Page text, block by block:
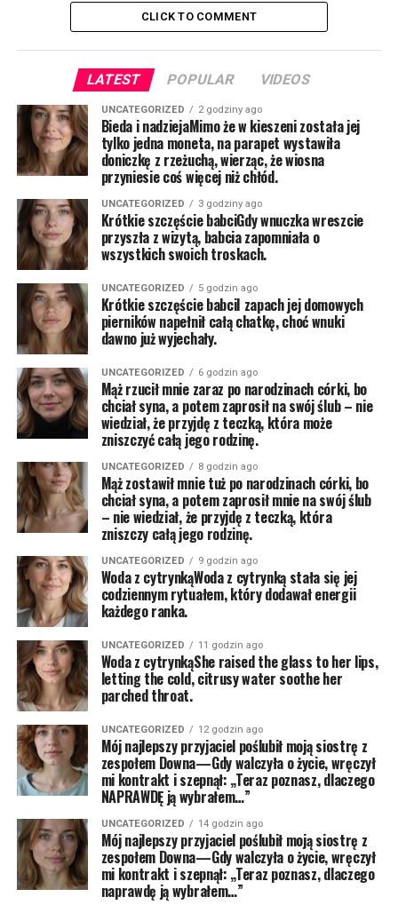
CLICK TO COMMENT
LATEST POPULAR VIDEOS
UNCATEGORIZED 2 godziny ago
Bieda i nadziejaMimo że w kieszeni została jej
tylko jedna moneta, na parapet wystawiła
doniczkę z rzeżuchą, wierząc, że wiosna
przyniesie coś więcej niż chłód.
UNCATEGORIZED 3 godziny ago
Krótkie szczęście babciGdy wnuczka wreszcie
przyszła z wizytą, babcia zapomniała o
wszystkich swoich troskach.
UNCATEGORIZED 5 godzin ago
Krótkie szczęście babciI zapach jej domowych
pierników napełnił całą chatkę, choć wnuki
dawno już wyjechały.
UNCATEGORIZED 6 godzin ago
Mąż rzucił mnie zaraz po narodzinach córki, bo
chciał syna, a potem zaprosił na swój ślub – nie
wiedział, że przyjdę z teczką, która może
zniszczyć całą jego rodzinę.
UNCATEGORIZED 8 godzin ago
Mąż zostawił mnie tuż po narodzinach córki, bo
chciał syna, a potem zaprosił mnie na swój ślub
– nie wiedział, że przyjdę z teczką, która
zniszczy całą jego rodzinę.
UNCATEGORIZED 9 godzin ago
Woda z cytrynkąWoda z cytrynką stała się jej
codziennym rytuałem, który dodawał energii
każdego ranka.
UNCATEGORIZED 11 godzin ago
Woda z cytrynkąShe raised the glass to her lips,
letting the cold, citrusy water soothe her
parched throat.
UNCATEGORIZED 12 godzin ago
Mój najlepszy przyjaciel poślubił moją siostrę z
zespołem Downa—Gdy walczyła o życie, wręczył
mi kontrakt i szepnął: „Teraz poznasz, dlaczego
NAPRAWDĘ ją wybrałem…”
UNCATEGORIZED 14 godzin ago
Mój najlepszy przyjaciel poślubił moją siostrę z
zespołem Downa—Gdy walczyła o życie, wręczył
mi kontrakt i szepnął: „Teraz poznasz, dlaczego
naprawdę ją wybrałem…”